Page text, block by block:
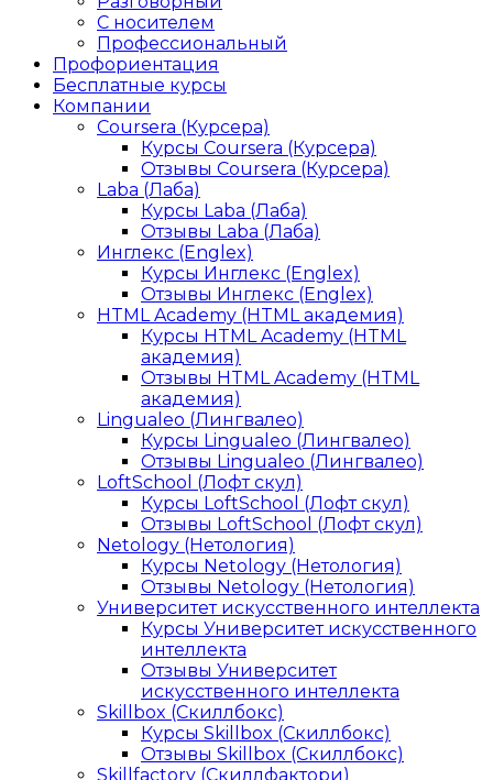
С носителем
Профессиональный
Профориентация
Бесплатные курсы
Компании
Coursera (Курсера)
Курсы Coursera (Курсера)
Отзывы Coursera (Курсера)
Laba (Лаба)
Курсы Laba (Лаба)
Отзывы Laba (Лаба)
Инглекс (Englex)
Курсы Инглекс (Englex)
Отзывы Инглекс (Englex)
HTML Academy (HTML академия)
Курсы HTML Academy (HTML
академия)
Отзывы HTML Academy (HTML
академия)
Lingualeo (Лингвалео)
Курсы Lingualeo (Лингвалео)
Отзывы Lingualeo (Лингвалео)
LoftSchool (Лофт скул)
Курсы LoftSchool (Лофт скул)
Отзывы LoftSchool (Лофт скул)
Netology (Нетология)
Курсы Netology (Нетология)
Отзывы Netology (Нетология)
Университет искусственного интеллекта
Курсы Университет искусственного
интеллекта
Отзывы Университет
искусственного интеллекта
Skillbox (Скиллбокс)
Курсы Skillbox (Скиллбокс)
Отзывы Skillbox (Скиллбокс)
Skillfactory (Скиллфактори)